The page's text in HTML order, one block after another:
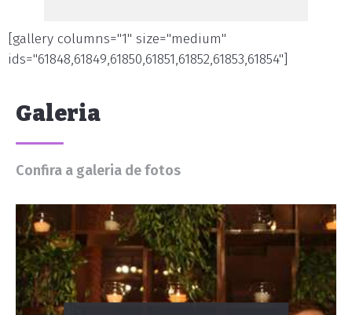
[gallery columns="1" size="medium"
ids="61848,61849,61850,61851,61852,61853,61854"]
Galeria
Confira a galeria de fotos